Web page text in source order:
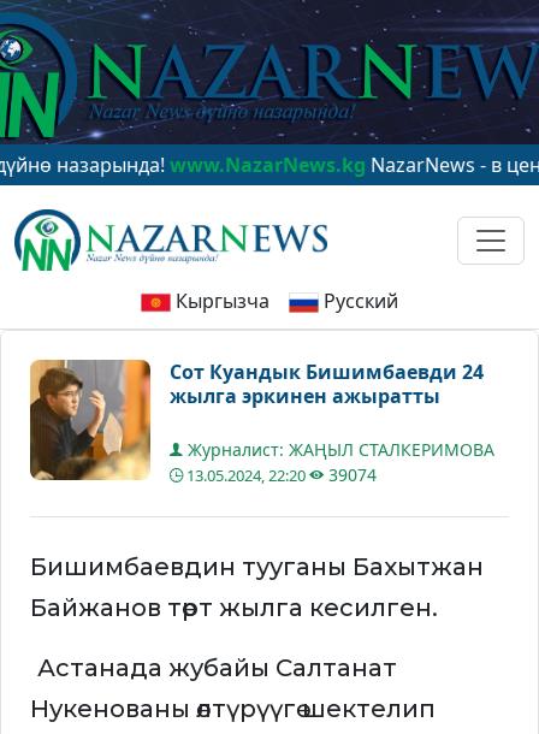
www.NazarNews.kgNazarNews - в центре
Кыргызча Русский
Сот Куандык Бишимбаевди 24
жылга эркинен ажыратты
Журналист: ЖАҢЫЛ СТАЛКЕРИМОВА
13.05.2024, 22:20 39074
Бишимбаевдин тууганы Бахытжан
Байжанов төрт жылга кесилген.
Астанада жубайы Салтанат
Нукенованы өлтүрүүгө шектелип